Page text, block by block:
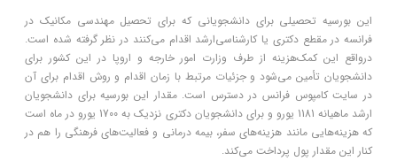
این بورسیه تحصیلی برای دانشجویانی که برای تحصیل مهندسی مکانیک در
فرانسه در مقطع دکتری یا کارشناسی‌ارشد اقدام می‌کنند در نظر گرفته شده است.
درواقع این کمک‌هزینه از طرف وزارت امور خارجه و اروپا در این کشور برای
دانشجویان تأمین می‌شود و جزئیات مرتبط با زمان اقدام و روش اقدام برای آن
در سایت کامپوس فرانس در دسترس است. مقدار این بورسیه برای دانشجویان
ارشد ماهیانه 1181 یورو و برای دانشجویان دکتری نزدیک به 1700 یورو در ماه است
که هزینه‌هایی مانند هزینه‌های سفر، بیمه درمانی و فعالیت‌های فرهنگی را هم در
کنار این مقدار پول پرداخت می‌کند.